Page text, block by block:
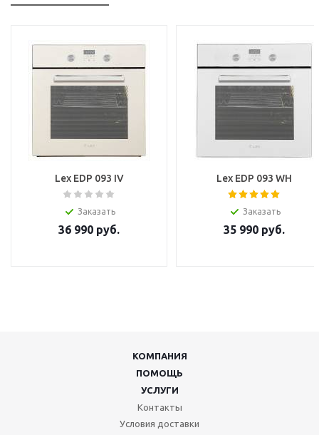
Lex EDP 093 IV
Заказать
36 990 руб.
Lex EDP 093 WH
Заказать
35 990 руб.
КОМПАНИЯ
ПОМОЩЬ
УСЛУГИ
Контакты
Условия доставки